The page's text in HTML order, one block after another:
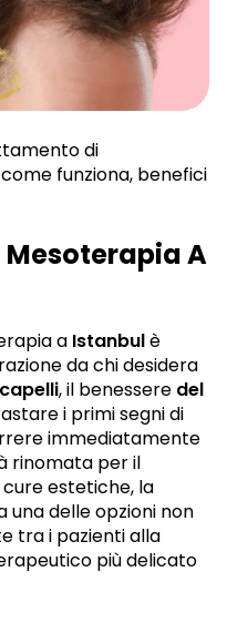
di
funziona, benefici
A
a Istanbulè
da chi desidera
, il benessere del
i primi segni di
immediatamente
rinomata per il
cure estetiche, la
delle opzioni non
tra i pazienti alla
più delicato